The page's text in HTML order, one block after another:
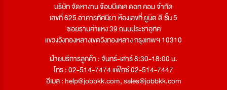
บริษัท จัดหางาน จ๊อบบีเคเค ดอท คอม จำกัด
เลขที่ 625 อาคารทัศนียา ห้องเลขที่ ยูนิต ดี ชั้น 5
ซอยรามคำแหง 39 ถนนประชาอุทิศ
แขวงวังทองหลางเขตวังทองหลาง กรุงเทพฯ 10310
ฝ่ายบริการลูกค้า : จันทร์-เสาร์ 8:30-18:00 น.
โทร : 02-514-7474 แฟ็กซ์ 02-514-7447
อีเมล :help@jobbkk.com,sales@jobbkk.com